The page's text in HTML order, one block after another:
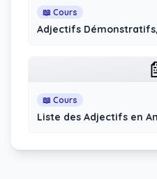
📖 Cours
Adjectifs
📖 Cours
Liste des Adjectifs en